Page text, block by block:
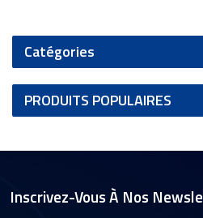
Catégories
PRODUITS POPULAIRES
Inscrivez-Vous À Nos